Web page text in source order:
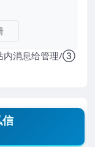
内消息给管理/③